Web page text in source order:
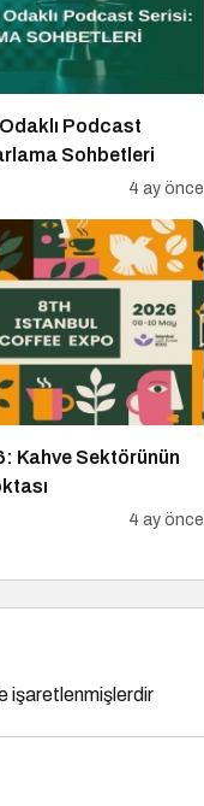
Podcast
Sohbetleri
4 ay önce
Kahve Sektörünün
4 ay önce
işaretlenmişlerdir